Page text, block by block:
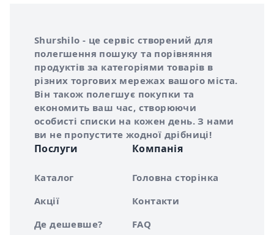
Про сервіс Shurshilo
Shurshilo - це сервіс створений для
полегшення пошуку та порівняння
продуктів за категоріями товарів в
різних торгових мережах вашого міста.
Він також полегшує покупки та
економить ваш час, створюючи
особисті списки на кожен день. З нами
ви не пропустите жодної дрібниці!
Послуги
Каталог
Акції
Де дешевше?
Компанія
Головна сторінка
Контакти
FAQ